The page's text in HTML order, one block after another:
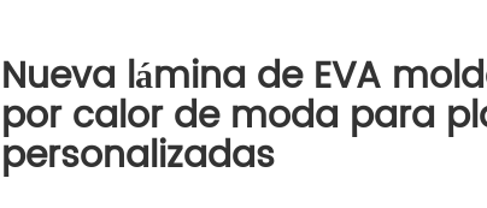
Nueva lámina de EVA
por calor de moda para
personalizadas